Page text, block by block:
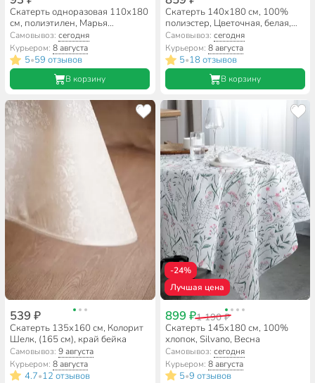
Скатерть одноразовая 110х180
см, полиэтилен, Марья
Искусница, желтая, 3 шт, рулон,
2168
Самовывоз:сегодня
Курьером:8 августа
5•59 отзывов
В корзину
Скатерть 140х180 см, 100%
полиэстер, Цветочная, белая,
Y261
Самовывоз: сегодня
Курьером: 8 августа
5•18 отзывов
В корзину
539 ₽
Скатерть 135х160 см, Колорит
Шелк, (165 см), край бейка
Самовывоз:9 августа
Курьером:8 августа
4.7•12 отзывов
-24%
Лучшая цена
899 ₽1 190 ₽
Скатерть 145х180 см, 100%
хлопок, Silvano, Весна
Самовывоз: сегодня
Курьером: 8 августа
5•9 отзывов